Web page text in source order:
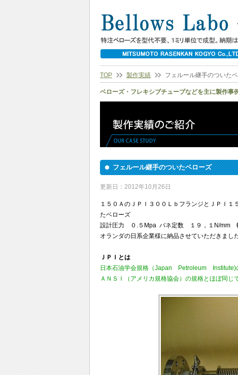
TOP 製作実績 フェルール継手のついた
ベローズ・フレキシブチューブなどを主に製作事
フェルール継手のついたベローズ
更新日：2012年10月26日
１５０ＡのＪＰＩ３００ＬｂフランジとＪＰＩ
たベローズ
設計圧力 ０.５Mpa バネ定数 １９，１N/mm
オランダの日系企業様に納品させていただきました
ＪＰＩとは
日本石油学会規格（Japan Petroleum Institute)
ＡＮＳＩ（アメリカ規格協会）の規格とほぼ同じ